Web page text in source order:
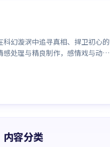
科幻漩涡中追寻真相、捍卫初心的
感处理与精良制作，感情戏与动作
内容分类